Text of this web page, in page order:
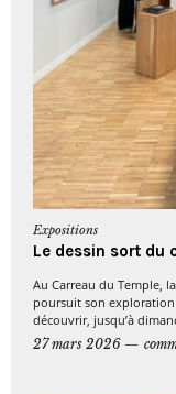
Expositions
Le dessin sort du
Au Carreau du Temple,
poursuit son exploration
découvrir, jusqu’à
27 mars 2026